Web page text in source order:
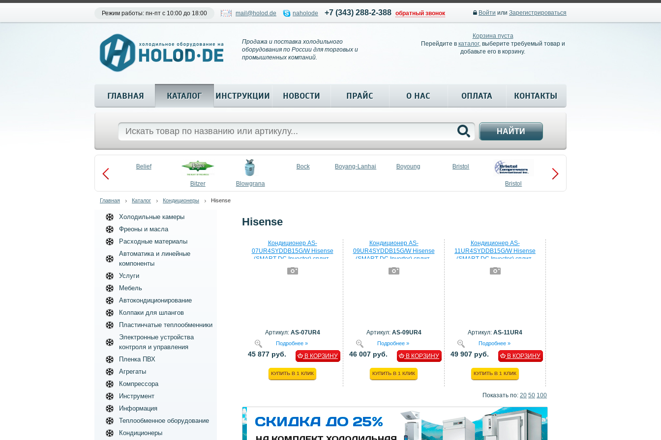
Режим работы: пн-пт с 10:00 до 18:00 mail@holod.de naholode +7 (343) 288-2-388 обратный звонок Войти или Зарегистрироваться
Продажа и поставка холодильного
оборудования по России для торговых и
промышленных компаний.
Корзина пуста
Перейдите в каталог, выберите требуемый товар и
добавьте его в корзину.
ГЛАВНАЯ КАТАЛОГ ИНСТРУКЦИИ НОВОСТИ ПРАЙС О НАС ОПЛАТА КОНТАКТЫ
НАЙТИ
Belief
Bitzer Blowgrana
Bock Boyang-Lanhai Boyoung Bristol
Bristol
Compressors
Главная Каталог Кондиционеры Hisense
Hisense
Кондиционер AS-
07UR4SYDDB15G/W Hisense
(SMART DC Invector) сплит-
система
Артикул: AS-07UR4
Подробнее »
45 877 руб. В КОРЗИНУ
КУПИТЬ В 1 КЛИК
Кондиционер AS-
09UR4SYDDB15G/W Hisense
(SMART DC Inverter) сплит-
система
Артикул: AS-09UR4
Подробнее »
46 007 руб. В КОРЗИНУ
КУПИТЬ В 1 КЛИК
Кондиционер AS-
11UR4SYDDB15G/W Hisense
(SMART DC Invector) сплит-
система
Артикул: AS-11UR4
Подробнее »
49 907 руб. В КОРЗИНУ
КУПИТЬ В 1 КЛИК
Показать по: 20 50 100
Холодильные камеры
Фреоны и масла
Расходные материалы
Автоматика и линейные
компоненты
Услуги
Мебель
Автокондиционирование
Колпаки для шлангов
Пластинчатые теплообменники
Электронные устройства
контроля и управления
Пленка ПВХ
Агрегаты
Компрессора
Инструмент
Информация
Теплообменное оборудование
Кондиционеры